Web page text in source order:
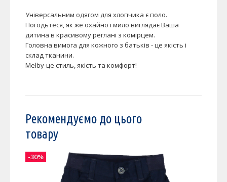
Універсальним одягом для хлопчика є поло.
Погодьтеся, як же охайно і мило виглядає Ваша
дитина в красивому реглані з комірцем.
Головна вимога для кожного з батьків - це якість і
склад тканини.
Melby-це стиль, якість та комфорт!
Рекомендуємо до цього
товару
-30%